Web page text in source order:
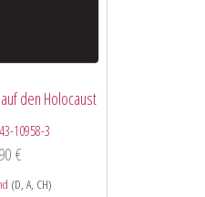
den Holocaust
10958-3
€
(D, A, CH)